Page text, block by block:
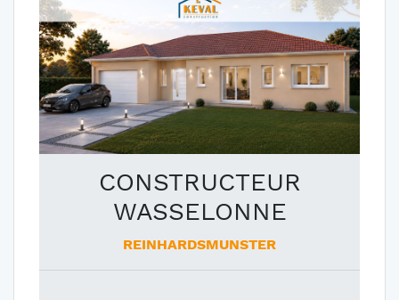
CONSTRUCTEUR
WASSELONNE
REINHARDSMUNSTER